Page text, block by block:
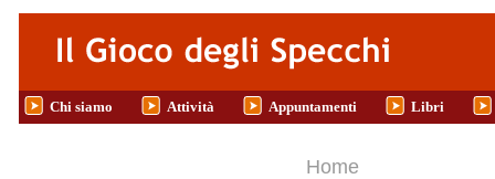
Salta al contenuto principale
Chi siamo Attività Appuntamenti Libri
Tu sei qui
Home